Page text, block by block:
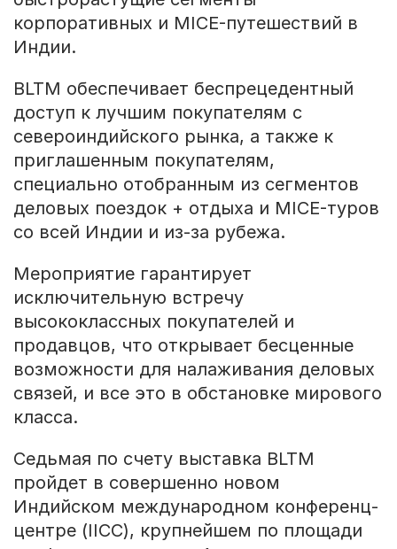
корпоративных и MICE-путешествий в
Индии.
BLTM обеспечивает беспрецедентный
доступ к лучшим покупателям с
североиндийского рынка, а также к
приглашенным покупателям,
специально отобранным из сегментов
деловых поездок + отдыха и MICE-туров
со всей Индии и из-за рубежа.
Мероприятие гарантирует
исключительную встречу
высококлассных покупателей и
продавцов, что открывает бесценные
возможности для налаживания деловых
связей, и все это в обстановке мирового
класса.
Седьмая по счету выставка BLTM
пройдет в совершенно новом
Индийском международном конференц-
центре (IICC), крупнейшем по площади